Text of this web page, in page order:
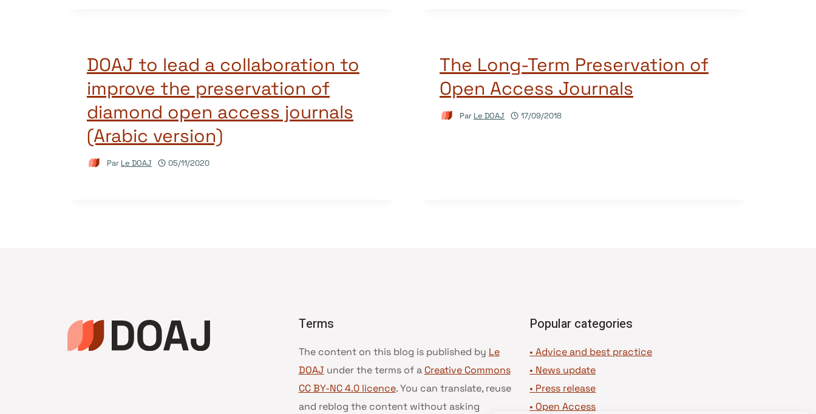
DOAJ to lead a collaboration to
improve the preservation of
diamond open access journals
(Arabic version)
Par Le DOAJ 05/11/2020
The Long-Term Preservation of
Open Access Journals
Par Le DOAJ 17/09/2018
Terms
The content on this blog is published by Le
DOAJ under the terms of a Creative Commons
CC BY-NC 4.0 licence. You can translate, reuse
and reblog the content without asking
Popular categories
• Advice and best practice
• News update
• Press release
• Open Access